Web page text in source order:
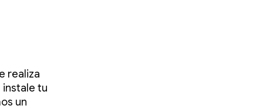
realiza
instale tu
un